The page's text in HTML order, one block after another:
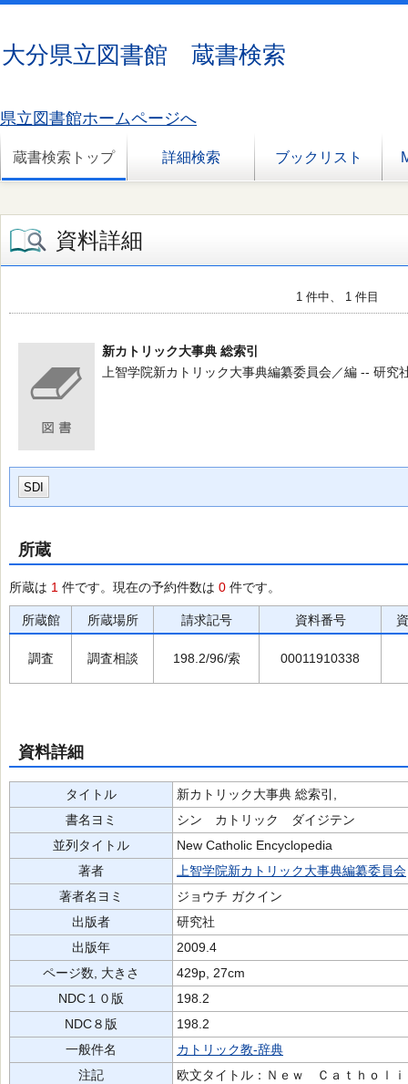
大分県立図書館 蔵書検索
県立図書館ホームページへ
蔵書検索トップ 詳細検索 ブックリスト
資料詳細
1 件中、 1 件目
新カトリック大事典 総索引
上智学院新カトリック大事典編纂委員会／編 -- 研究
SDI
所蔵
所蔵は 1 件です。現在の予約件数は 0 件です。
所蔵館 所蔵場所 請求記号 資料番号
調査 調査相談 198.2/96/索 00011910338
資料詳細
タイトル
新カトリック大事典 総索引,
書名ヨミ
シン カトリック ダイジテン
並列タイトル
New Catholic Encyclopedia
著者
上智学院新カトリック大事典編纂委員会
著者名ヨミ
ジョウチ ガクイン
出版者
研究社
出版年
2009.4
ページ数, 大きさ
429p, 27cm
NDC１０版
198.2
NDC８版
198.2
一般件名
カトリック教-辞典
注記
欧文タイトル：Ｎｅｗ Ｃａｔｈｏｌ